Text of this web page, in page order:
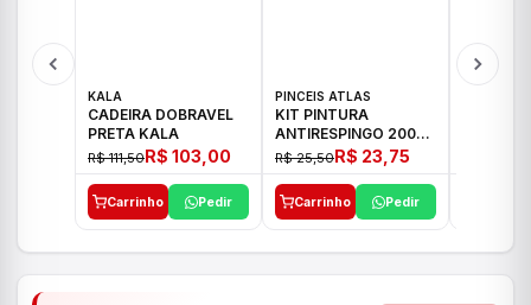
KALA
CADEIRA DOBRAVEL
PRETA KALA
R$ 111,50R$ 103,00
Carrinho Pedir
PINCEIS ATLAS
KIT PINTURA
ANTIRESPINGO 2003
ATLAS 03 PCS
R$ 25,50R$ 23,75
Carrinho Pedir